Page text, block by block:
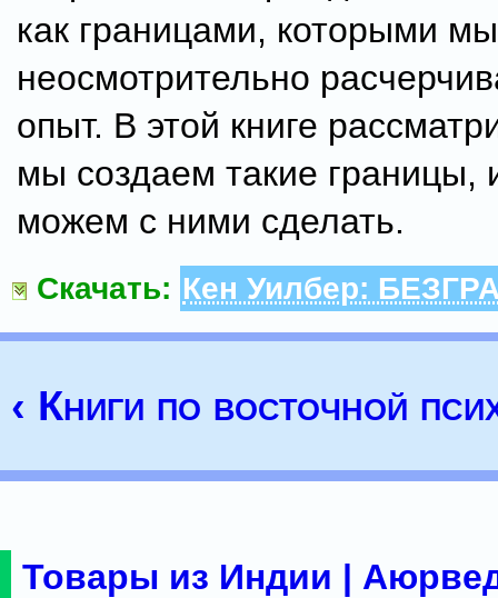
как границами, которыми мы
неосмотрительно
опыт. В этой книге
мы создаем такие границы,
можем с ними сделать.
Скачать: Кен Уилбер:
‹ Книги по восточной
Товары из Индии |